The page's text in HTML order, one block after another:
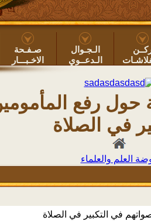
الـجـوال
الـدعــوي
صـفـحة
الاخـبـــار
حول رفع
في الصلاة
العلم والعلماء
في التكبير في الصلاة